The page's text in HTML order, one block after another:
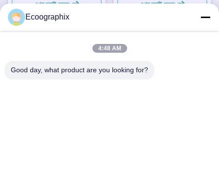
এখন চ্যাট করুন এখন চ্যাট করুন
Ecoographix
4:48 AM
Good day, what product are you looking for?